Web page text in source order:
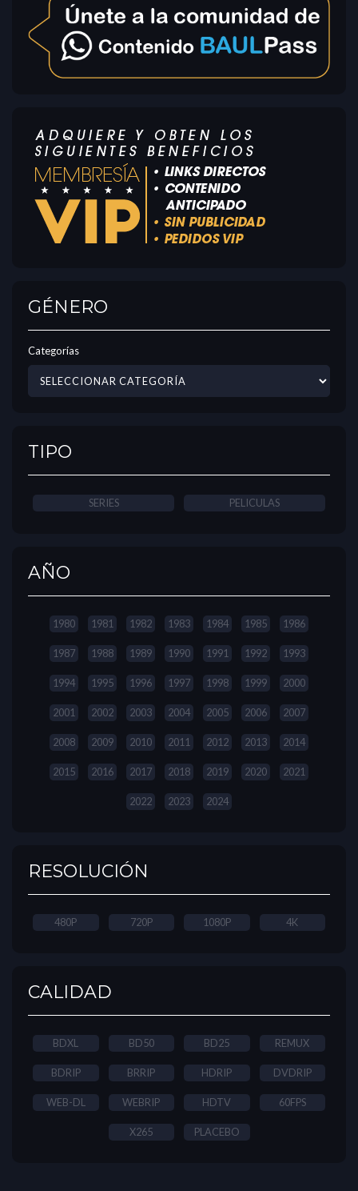
GÉNERO
Categorías
TIPO
SERIES PELICULAS
AÑO
1980 1981 1982 1983 1984 1985 1986
1987 1988 1989 1990 1991 1992 1993
1994 1995 1996 1997 1998 1999 2000
2001 2002 2003 2004 2005 2006 2007
2008 2009 2010 2011 2012 2013 2014
2015 2016 2017 2018 2019 2020 2021
2022 2023 2024
RESOLUCIÓN
480P 720P 1080P 4K
CALIDAD
BDXL BD50 BD25 REMUX
BDRIP BRRIP HDRIP DVDRIP
WEB-DL WEBRIP HDTV 60FPS
X265 PLACEBO